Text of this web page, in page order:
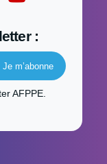
:
AFPPE.